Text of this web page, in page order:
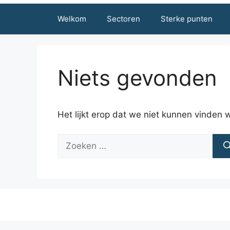
Welkom Sectoren Sterke punten
Niets gevonden
Het lijkt erop dat we niet kunnen vinden
Zoek